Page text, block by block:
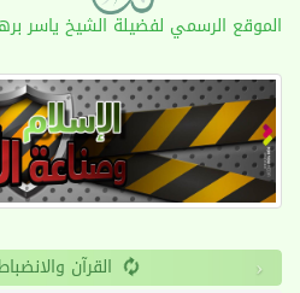
الموقع الرسمي لفضيلة الشيخ ياسر
طول ‹